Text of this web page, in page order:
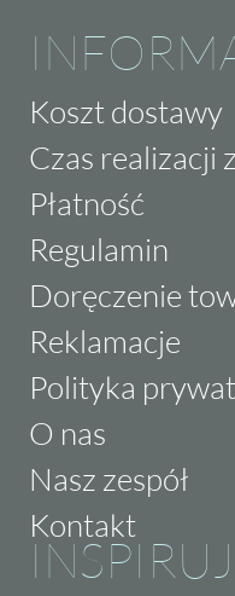
Koszt dostawy
Czas realizacji
Płatność
Regulamin
Doręczenie
Reklamacje
Polityka
O nas
Nasz zespół
Kontakt